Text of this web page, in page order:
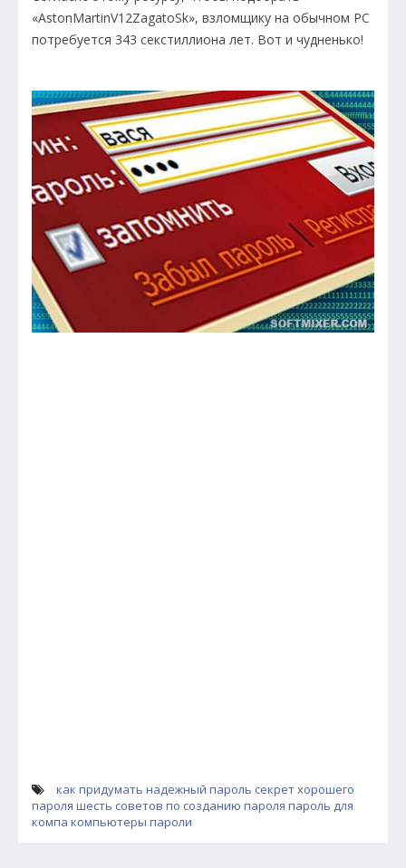
«AstonMartinV12ZagatoSk», взломщику на обычном PC
потребуется 343 секстиллиона лет. Вот и чудненько!
как придумать надежный пароль секрет хорошего
пароля шесть советов по созданию пароля пароль для
компа компьютеры пароли